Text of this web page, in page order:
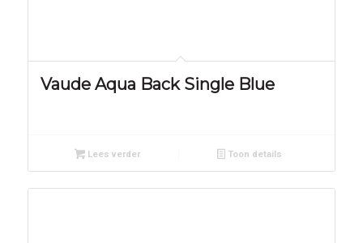
Vaude Aqua Back Single Blue
Lees verder Toon details